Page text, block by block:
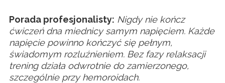
Porada profesjonalisty: Nigdy nie kończ
ćwiczeń dna miednicy samym napięciem. Każde
napięcie powinno kończyć się pełnym,
świadomym rozluźnieniem. Bez fazy relaksacji
trening działa odwrotnie do zamierzonego,
szczególnie przy hemoroidach.